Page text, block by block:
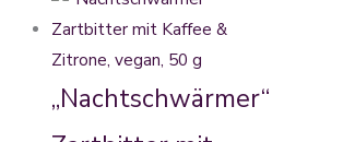
„Nachtschwärmer“